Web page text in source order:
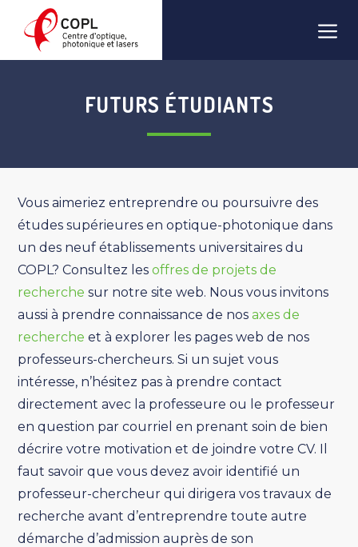
contenu
FUTURS ÉTUDIANTS
Vous aimeriez entreprendre ou poursuivre des
études supérieures en optique-photonique dans
un des neuf établissements universitaires du
COPL? Consultez lesoffres de projets de
recherche sur notre site web. Nous vous invitons
aussi à prendre connaissance de nosaxes de
recherche et à explorer les pages web de nos
professeurs-chercheurs. Si un sujet vous
intéresse, n’hésitez pas à prendre contact
directement avec la professeure ou le professeur
en question par courriel en prenant soin de bien
décrire votre motivation et de joindre votre CV. Il
faut savoir que vous devez avoir identifié un
professeur-chercheur qui dirigera vos travaux de
recherche avant d’entreprendre toute autre
démarche d’admission auprès de son